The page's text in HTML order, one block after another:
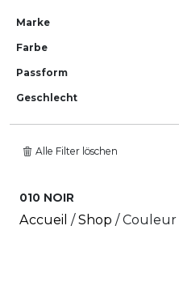
Marke
Farbe
Passform
Geschlecht
Alle Filter löschen
010 NOIR
Accueil /Shop / Couleur